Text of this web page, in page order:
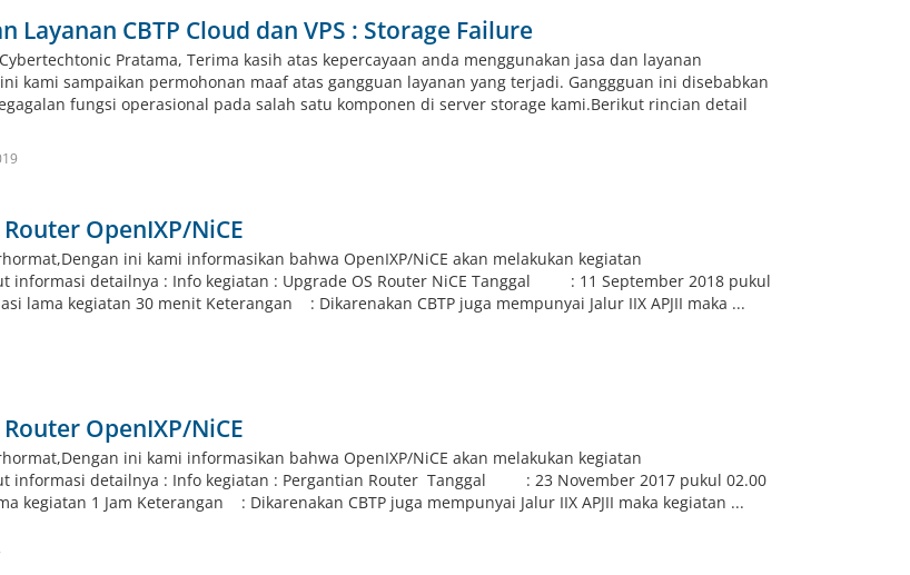
Layanan CBTP Cloud dan VPS : Storage Failure
Pratama, Terima kasih atas kepercayaan anda menggunakan jasa dan layanan
kami sampaikan permohonan maaf atas gangguan layanan yang terjadi. Ganggguan ini disebabkan
fungsi operasional pada salah satu komponen di server storage kami.Berikut rincian detail
OpenIXP/NiCE
ini kami informasikan bahwa OpenIXP/NiCE akan melakukan kegiatan
informasi detailnya : Info kegiatan : Upgrade OS Router NiCE Tanggal : 11 September 2018 pukul
lama kegiatan 30 menit Keterangan : Dikarenakan CBTP juga mempunyai Jalur IIX APJII maka ...
OpenIXP/NiCE
ini kami informasikan bahwa OpenIXP/NiCE akan melakukan kegiatan
informasi detailnya : Info kegiatan : Pergantian Router Tanggal : 23 November 2017 pukul 02.00
kegiatan 1 Jam Keterangan : Dikarenakan CBTP juga mempunyai Jalur IIX APJII maka kegiatan ...